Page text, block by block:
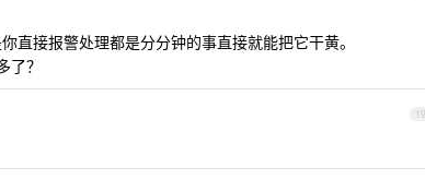
直接报警处理都是分分钟的事直接就能把它干黄。
？
19